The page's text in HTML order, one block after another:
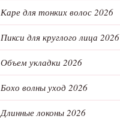
Каре для тонких волос 2026
Пикси для круглого лица 2026
Объем укладки 2026
Бохо волны уход 2026
Длинные локоны 2026